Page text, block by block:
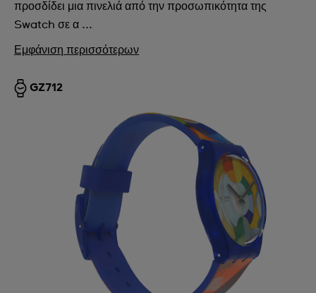
προσδίδει μια πινελιά από την προσωπικότητα της
Swatch σε α ...
Εμφάνιση περισσότερων
GZ712